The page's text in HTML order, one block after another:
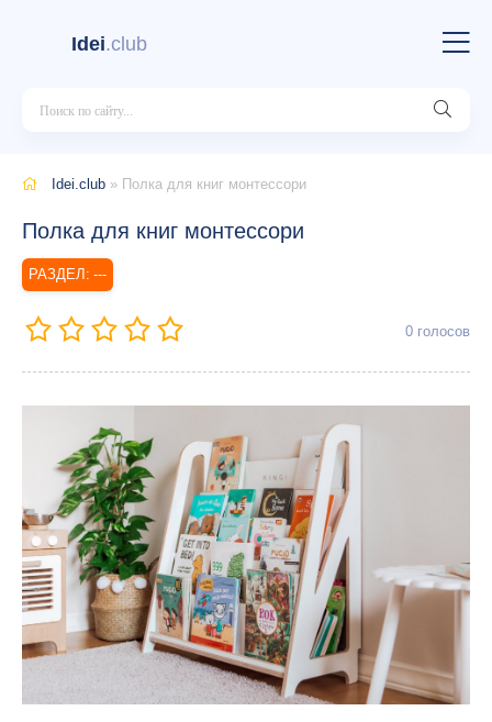
Idei.club
Idei.club » Полка для книг монтессори
Полка для книг монтессори
---
0 голосов